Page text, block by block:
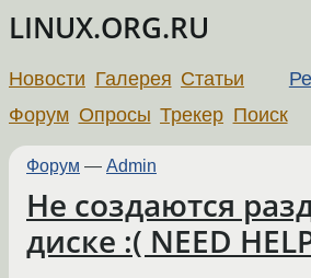
LINUX.ORG.RU
Новости Галерея Статьи
Форум Опросы Трекер Поиск
Форум — Admin
Не создаются
диске :( NEED